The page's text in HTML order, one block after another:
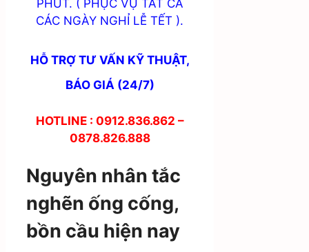
PHÚT. ( PHỤC VỤ TẤT CẢ
CÁC NGÀY NGHỈ LỄ TẾT ).
HỖ TRỢ TƯ VẤN KỸ THUẬT,
BÁO GIÁ (24/7)
HOTLINE : 0912.836.862 –
0878.826.888
Nguyên nhân tắc
nghẽn ống cống,
bồn cầu hiện nay